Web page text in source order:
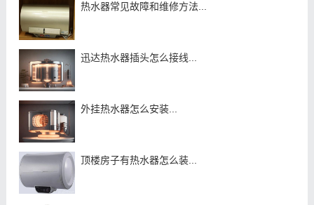
热水器常见故障和维修方法...
迅达热水器插头怎么接线...
外挂热水器怎么安装...
顶楼房子有热水器怎么装...